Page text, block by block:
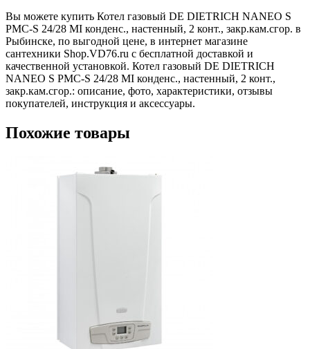
Вы можете купить Котел газовый DE DIETRICH NANEO S
PMC-S 24/28 MI конденс., настенный, 2 конт., закр.кам.сгор. в
Рыбинске, по выгодной цене, в интернет магазине
сантехники Shop.VD76.ru с бесплатной доставкой и
качественной установкой. Котел газовый DE DIETRICH
NANEO S PMC-S 24/28 MI конденс., настенный, 2 конт.,
закр.кам.сгор.: описание, фото, характеристики, отзывы
покупателей, инструкция и аксессуары.
Похожие товары